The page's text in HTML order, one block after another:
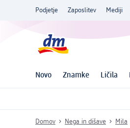
Podjetje Zaposlitev Mediji
Novo Znamke Ličila
Domov Nega in dišave Mila